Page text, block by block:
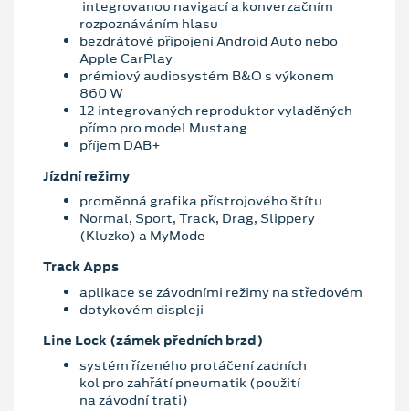
integrovanou navigací a konverzačním
rozpoznáváním hlasu
bezdrátové připojení Android Auto nebo
Apple CarPlay
prémiový audiosystém B&O s výkonem
860 W
12 integrovaných reproduktor vyladěných
přímo pro model Mustang
příjem DAB+
Jízdní režimy
proměnná grafika přístrojového štítu
Normal, Sport, Track, Drag, Slippery
(Kluzko) a MyMode
Track Apps
aplikace se závodními režimy na středovém
dotykovém displeji
Line Lock (zámek předních brzd)
systém řízeného protáčení zadních
kol pro zahřátí pneumatik (použití
na závodní trati)